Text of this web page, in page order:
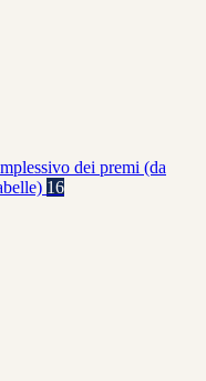
dei premi (da
16